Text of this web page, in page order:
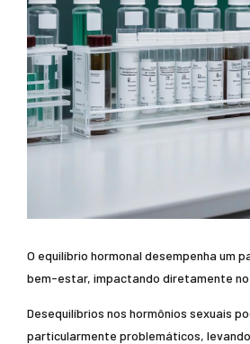
O equilíbrio hormonal desempenha um
bem-estar, impactando diretamente no
Desequilíbrios nos hormônios sexuais
particularmente problemáticos,